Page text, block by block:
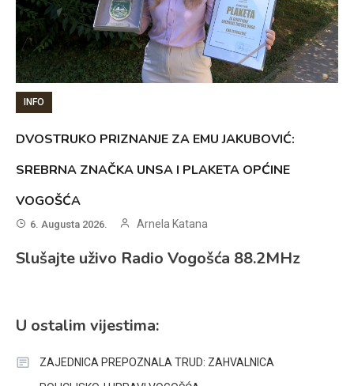
INFO
DVOSTRUKO PRIZNANJE ZA EMU JAKUBOVIĆ:
SREBRNA ZNAČKA UNSA I PLAKETA OPĆINE
VOGOŠĆA
6. Augusta 2026. Arnela Katana
Slušajte uživo Radio Vogošća 88.2MHz
U ostalim vijestima:
ZAJEDNICA PREPOZNALA TRUD: ZAHVALNICA